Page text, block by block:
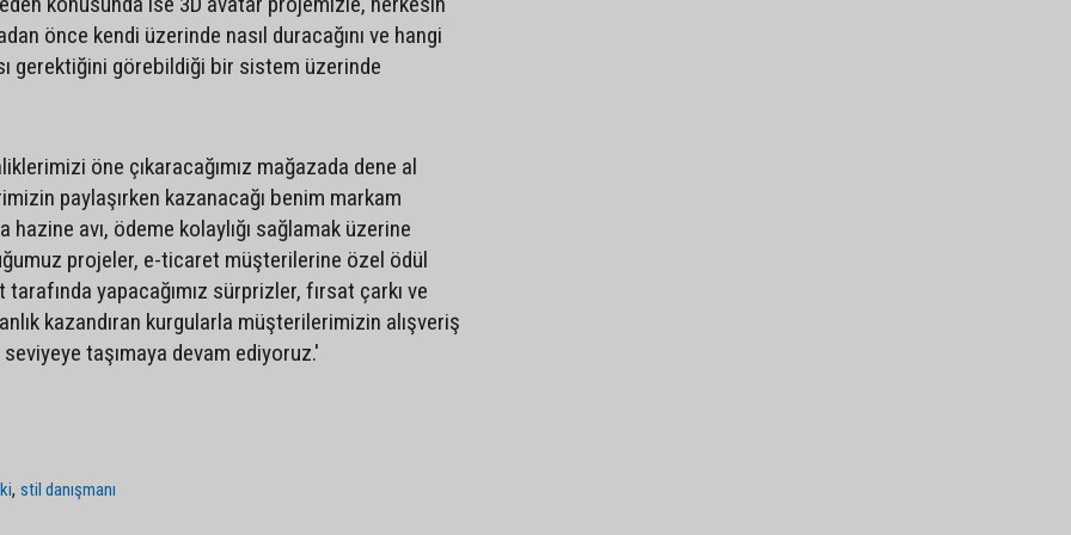
önce kendi üzerinde nasıl duracağını ve hangi
gerektiğini görebildiği bir sistem üzerinde
öne çıkaracağımız mağazada dene al
paylaşırken kazanacağı benim markam
avı, ödeme kolaylığı sağlamak üzerine
projeler, e-ticaret müşterilerine özel ödül
yapacağımız sürprizler, fırsat çarkı ve
kazandıran kurgularla müşterilerimizin alışveriş
taşımaya devam ediyoruz.'
,stil danışmanı